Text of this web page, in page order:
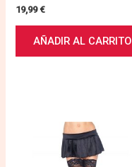
19,99€
AÑADIR AL CARRITO